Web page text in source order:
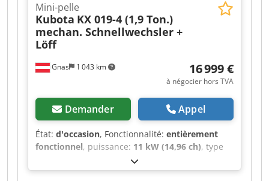
Gnas 1 043 km
Mini-pelle
Kubota KX 019-4 (1,9 Ton.)
mechan. Schnellwechsler +
Löff
16 999 €
à négocier hors TVA
Demander Appel
État: d'occasion, Fonctionnalité: entièrement
fonctionnel, puissance: 11 kW (14,96 ch), type
, poids à vide:
Année de construction:2012, heures de